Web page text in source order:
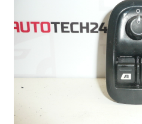
Moje konto
Płatności